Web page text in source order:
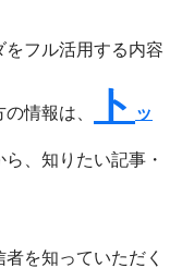
をフル活用する内容
情報は、 ト ッ
ら、知りたい記事・
を知っていただく